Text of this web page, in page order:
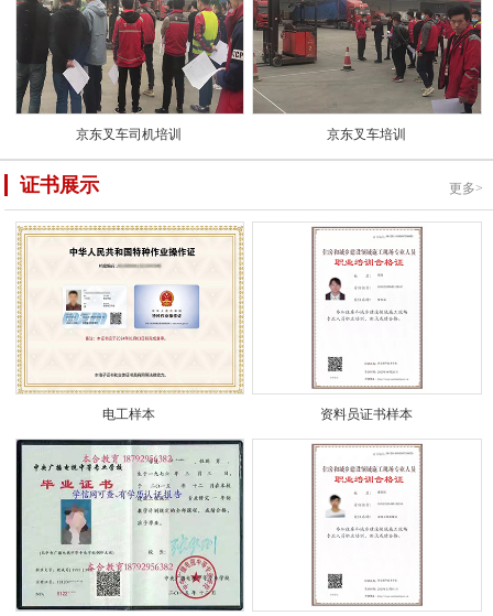
京东叉车司机培训 京东叉车培训
证书展示 更多>
电工样本 资料员证书样本